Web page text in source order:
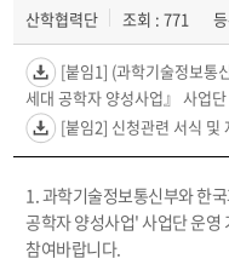
산학협력단 조회 : 771
[붙임1] (과학기술정보통
세대 공학자 양성사업』 사업
[붙임2] 신청관련 서식 및
1. 과학기술정보통신부와 한
공학자 양성사업' 사업단 운영
참여바랍니다.